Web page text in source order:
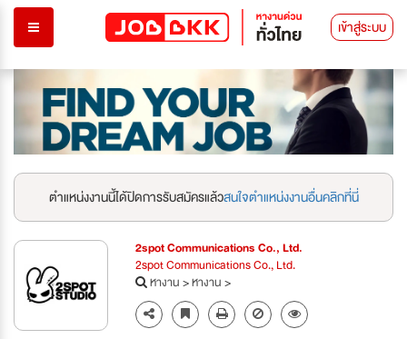
เข้าสู่ระบบ
ตำแหน่งงานนี้ได้ปิดการรับสมัครแล้วสนใจตำแหน่งงานอื่นคลิกที่นี่
2spot Communications Co., Ltd.
2spot Communications Co., Ltd.
หางาน>หางาน>